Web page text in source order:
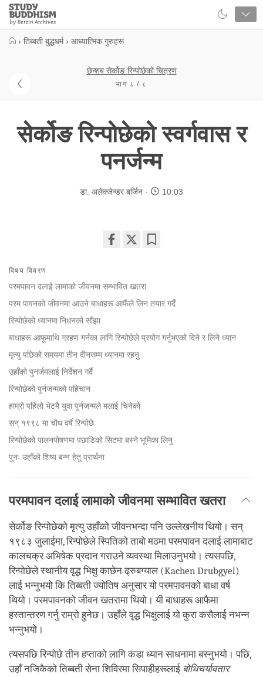
Close
Study
Buddhism
› तिब्बती बुद्धधर्म › आध्यात्मिक गुरुहरू
छेन्शब सेर्कोङ रिन्पोछेको चित्रण
भाग ८ / ८
सेर्कोङ रिन्पोछेको स्वर्गवास र
पनर्जन्म
डा. अलेक्जेन्डर बर्जिन 10:03
facebook
विषय विवरण
परमपावन दलाई लामाको जीवनमा सम्भावित खतरा
परम पावनको जीवनमा आउने बाधाहरू आफैंले लिन तयार गर्दै
रिन्पोछेको ध्यानमा निधनको साँझा
बाधाहरू आफूमाथि ग्रहण गर्नका लागि रिन्पोछेले प्रयोग गर्नुभएको दिने र लिने ध्यान
मृत्यु पछिको समयमा तीन दीनसम्म ध्यानमा रहनु
उहाँको पुनर्जमलाई निर्देशन गर्दै
रिन्पोछेको पुर्नजन्मको पहिचान
हाम्रो पहिलो भेटमै युवा पुर्नजन्मले मलाई चिनेको
सन् १९९८ मा चौध वर्षे रिन्पोछे
रिन्पोछेको पालनपोषणमा पछाडिको सिटमा बस्ने भूमिका लिनु
पुनः उहाँको शिष्य बन्न हेतु प्रार्थना
परमपावन दलाई लामाको जीवनमा सम्भावित खतरा
सेर्कोङ रिन्पोछेको मृत्यु उहाँको जीवनभन्दा पनि उल्लेखनीय थियो। सन्
१९८३ जुलाईमा, रिन्पोछेले स्पितिको ताबो मठमा परमपावन दलाई लामाबाट
कालचक्र अभिषेक प्रदान गराउने व्यवस्था मिलाउनुभयो। त्यसपछि,
रिन्पोछेले स्थानीय वृद्ध भिक्षु काछेन ढ्रुबग्याल (Kachen Drubgyel)
लाई भन्नुभयो कि तिब्बती ज्योतिष अनुसार यो परमपावनको बाधा वर्ष
थियो। परमपावनको जीवन खतरामा थियो। यी बाधाहरू आफैमा
हस्तान्तरण गर्नु राम्रो हुनेछ। उहाँले वृद्ध भिक्षुलाई यो कुरा कसैलाई नभन्न
भन्नुभयो।
त्यसपछि रिन्पोछे तीन हप्ताको लागि कडा ध्यान साधनामा बस्नुभयो। पछि,
उहाँ नजिकैको तिब्बती सेना शिविरमा सिपाहीहरूलाई बोधिचर्यावतार